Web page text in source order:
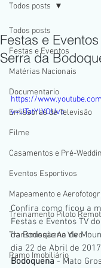
Todos posts
Festas e Eventos
Matérias Nacionais
Documentario
Emissoras de Televisão
Filme
Casamentos e Pré-
Eventos Esportivos
Mapeamento e
Treinamento Piloto
Transmissão Ao Vivo
Ramo Imobiliário
Todos posts
Festas e
Serra da
https://
v=UTatYLYOUvo
Confira como ficou a
Festas e Eventos TV
da Bodoquena de
dia 22 de Abril de
Bodoquena - Mato